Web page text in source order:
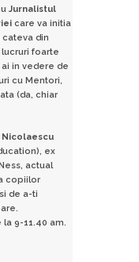
Jurnalistul
care va initia
din
foarte
in vedere de
cu Mentori,
(da, chiar
Nicolaescu
ex
actual
copiilor
de a-ti
la 9-11.40 am.